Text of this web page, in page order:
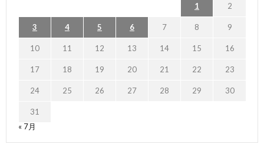
1 2
3 4 5 6 7 8 9
10 11 12 13 14 15 16
17 18 19 20 21 22 23
24 25 26 27 28 29 30
31
« 7月